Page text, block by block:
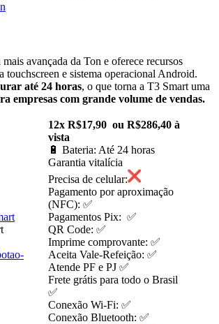
avançada da Ton e oferece recursos
touchscreen e sistema operacional Android.
até 24 horas, o que torna a T3 Smart uma
empresas com grande volume de vendas.
12x R$17,90 ou R$286,40 à
vista
🔋 Bateria: Até 24 horas
Garantia vitalícia
Precisa de celular:
Pagamento por aproximação
(NFC): ✅
Pagamentos Pix: ✅
QR Code: ✅
Imprime comprovante: ✅
Aceita Vale-Refeição: ✅
Atende PF e PJ ✅
Frete grátis para todo o Brasil
✅
Conexão Wi-Fi: ✅
Conexão Bluetooth: ✅